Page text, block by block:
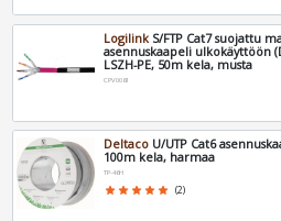
Logilink S/FTP Cat7 suojattu
asennuskaapeli ulkokäyttöön
LSZH-PE, 50m kela, musta
CPV0081
Deltaco U/UTP Cat6
100m kela, harmaa
TP-46H
star star star star star (2)